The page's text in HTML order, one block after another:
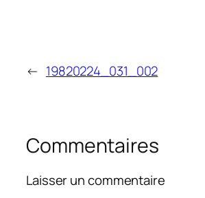
← 19820224_031_002
Commentaires
Laisser un commentaire